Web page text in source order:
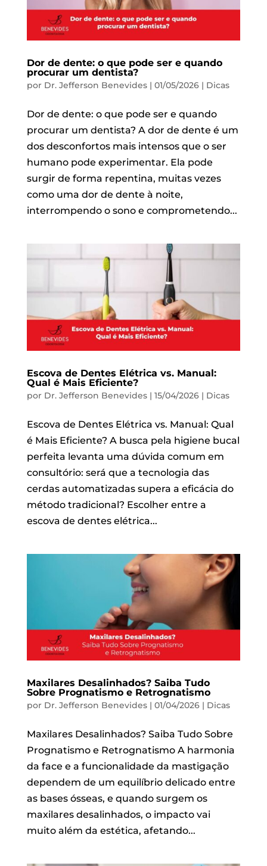
Dor de dente: o que pode ser e quando
procurar um dentista?
por Dr. Jefferson Benevides| 01/05/2026| Dicas
Dor de dente: o que pode ser e quando
procurar um dentista? A dor de dente é um
dos desconfortos mais intensos que o ser
humano pode experimentar. Ela pode
surgir de forma repentina, muitas vezes
como uma dor de dente à noite,
interrompendo o sono e comprometendo...
Escova de Dentes Elétrica vs. Manual:
Qual é Mais Eficiente?
por Dr. Jefferson Benevides| 15/04/2026| Dicas
Escova de Dentes Elétrica vs. Manual: Qual
é Mais Eficiente? A busca pela higiene bucal
perfeita levanta uma dúvida comum em
consultório: será que a tecnologia das
cerdas automatizadas supera a eficácia do
método tradicional? Escolher entre a
escova de dentes elétrica...
Maxilares Desalinhados? Saiba Tudo
Sobre Prognatismo e Retrognatismo
por Dr. Jefferson Benevides| 01/04/2026| Dicas
Maxilares Desalinhados? Saiba Tudo Sobre
Prognatismo e Retrognatismo A harmonia
da face e a funcionalidade da mastigação
dependem de um equilíbrio delicado entre
as bases ósseas, e quando surgem os
maxilares desalinhados, o impacto vai
muito além da estética, afetando...